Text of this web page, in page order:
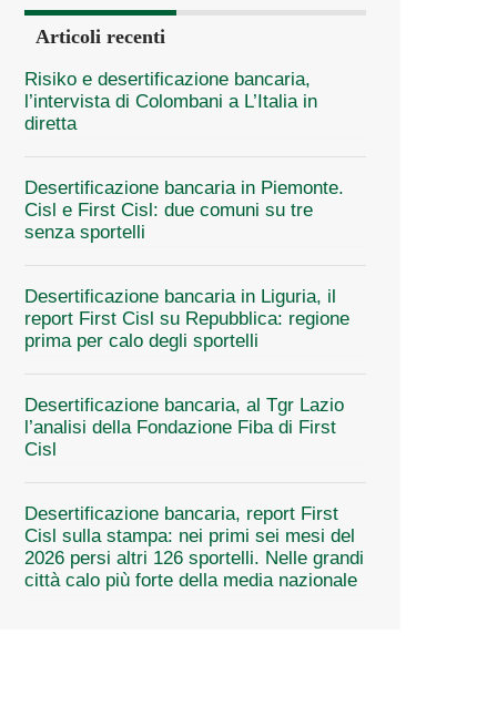
Articoli recenti
Risiko e desertificazione bancaria,
l’intervista di Colombani a L’Italia in
diretta
Desertificazione bancaria in Piemonte.
Cisl e First Cisl: due comuni su tre
senza sportelli
Desertificazione bancaria in Liguria, il
report First Cisl su Repubblica: regione
prima per calo degli sportelli
Desertificazione bancaria, al Tgr Lazio
l’analisi della Fondazione Fiba di First
Cisl
Desertificazione bancaria, report First
Cisl sulla stampa: nei primi sei mesi del
2026 persi altri 126 sportelli. Nelle grandi
città calo più forte della media nazionale